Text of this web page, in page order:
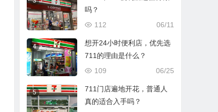
吗？
06/11
112
4
想开24小时便利店，优先选
711的理由是什么？
06/25
109
5
711门店遍地开花，普通人
真的适合入手吗？